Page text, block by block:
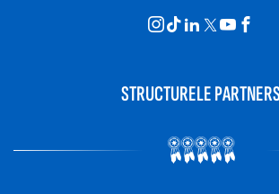
STRUCTURELE PARTNERS